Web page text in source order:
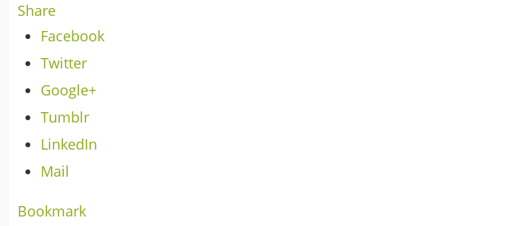
Share
Facebook
Twitter
Google+
Tumblr
LinkedIn
Mail
Bookmark